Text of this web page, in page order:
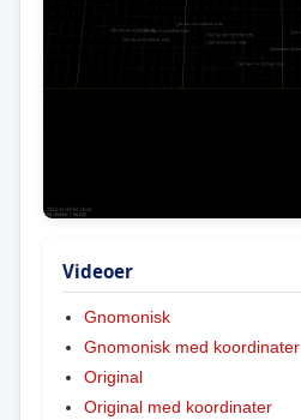
Videoer
Gnomonisk
Gnomonisk med koordinater
Original
Original med koordinater